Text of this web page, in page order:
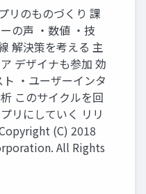
リのものづくり 課
の声 ・数値 ・技
解決策を考える 主
デザイナも参加 効
・ユーザーインタ
このサイクルを回
リにしていく リリ
(C) 2018
All Rights